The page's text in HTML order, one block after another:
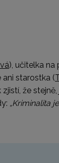
), učitelka na
ani starostka (
že
„Kriminalita